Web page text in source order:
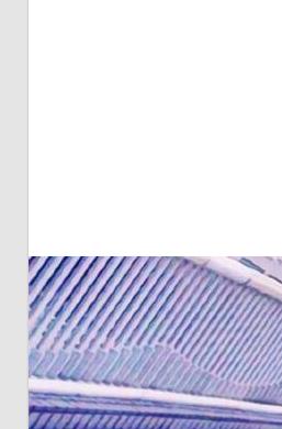
き
ど
き
お
台
場